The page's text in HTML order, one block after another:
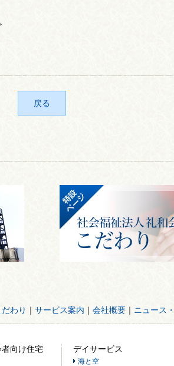
戻る
だわり ｜ サービス案内 ｜ 会社概要 ｜ ニュース
向け住宅 デイサービス
海と空